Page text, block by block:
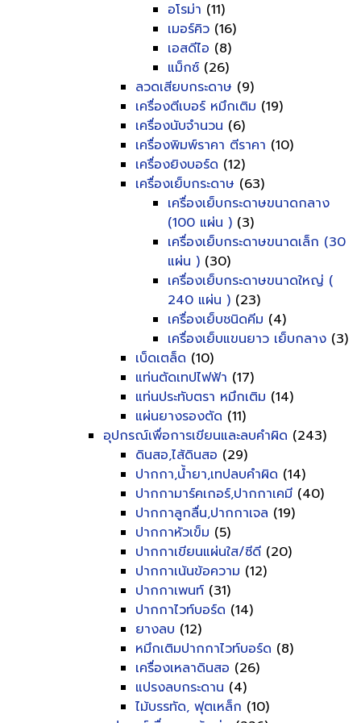
อโรม่า (11)
เมอร์คิว (16)
เอสดีไอ (8)
แม็กซ์ (26)
ลวดเสียบกระดาษ (9)
เครื่องตีเบอร์ หมึกเติม (19)
เครื่องนับจำนวน (6)
เครื่องพิมพ์ราคา ตีราคา (10)
เครื่องยิงบอร์ด (12)
เครื่องเย็บกระดาษ (63)
เครื่องเย็บกระดาษขนาดกลาง
(100 แผ่น ) (3)
เครื่องเย็บกระดาษขนาดเล็ก (30
แผ่น ) (30)
เครื่องเย็บกระดาษขนาดใหญ่ (
240 แผ่น ) (23)
เครื่องเย็บชนิดคีม (4)
เครื่องเย็บแขนยาว เย็บกลาง (3)
เบ็ดเตล็ด (10)
แท่นตัดเทปไฟฟ้า (17)
แท่นประทับตรา หมึกเติม (14)
แผ่นยางรองตัด (11)
อุปกรณ์เพื่อการเขียนและลบคำผิด (243)
ดินสอ,ไส้ดินสอ (29)
ปากกา,น้ำยา,เทปลบคำผิด (14)
ปากกามาร์คเกอร์,ปากกาเคมี (40)
ปากกาลูกลื่น,ปากกาเจล (19)
ปากกาหัวเข็ม (5)
ปากกาเขียนแผ่นใส/ซีดี (20)
ปากกาเน้นข้อความ (12)
ปากกาเพนท์ (31)
ปากกาไวท์บอร์ด (14)
ยางลบ (12)
หมึกเติมปากกาไวท์บอร์ด (8)
เครื่องเหลาดินสอ (26)
แปรงลบกระดาน (4)
ไม้บรรทัด, ฟุตเหล็ก (10)